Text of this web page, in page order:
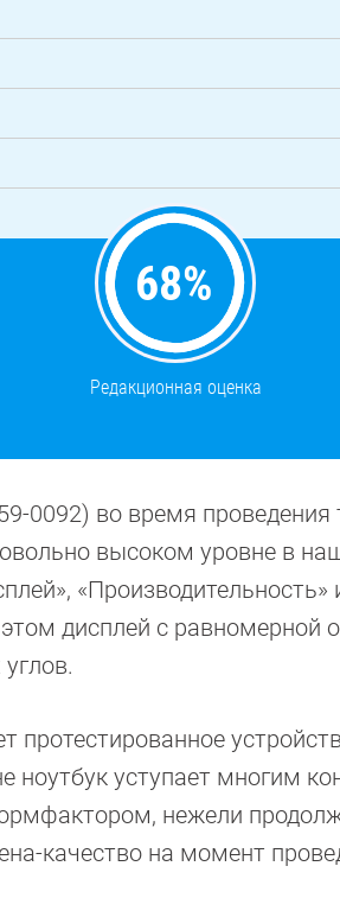
68%
Редакционная оценка
0092) во время
высоком уровне в
дисплей с равномерной
протестированное
ноутбук уступает многим
нежели
качество на момент